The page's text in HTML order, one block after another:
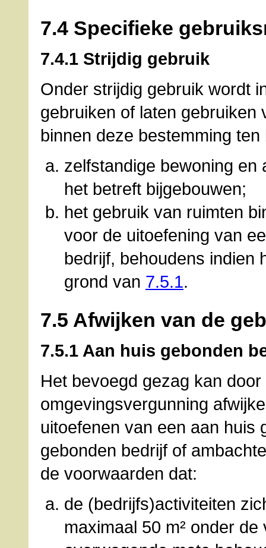
7.4 Specifieke
7.4.1 Strijdig gebruik
Onder strijdig gebruik wordt
gebruiken of laten gebruiken
binnen deze bestemming
zelfstandige bewoning
het betreft bijgebouwen;
het gebruik van ruimten
voor de uitoefening van
bedrijf, behoudens indien
grond van 7.5.1.
7.5 Afwijken van de
7.5.1 Aan huis gebonden
Het bevoegd gezag kan
omgevingsvergunning
uitoefenen van een aan huis
gebonden bedrijf of
de voorwaarden dat:
de (bedrijfs)activiteiten
maximaal 50 m² onder